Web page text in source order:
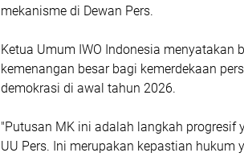
mekanisme di Dewan Pers.
​Ketua Umum IWO Indonesia menyatakan
kemenangan besar bagi kemerdekaan
demokrasi di awal tahun 2026.
"Putusan MK ini adalah langkah progresif
UU Pers. Ini merupakan kepastian hukum